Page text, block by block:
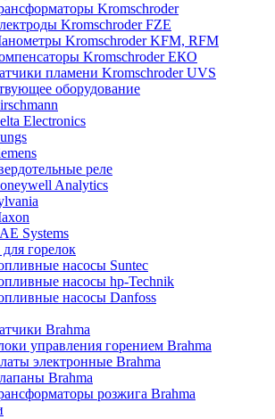
Kromschroder
Kromschroder FZE
Kromschroder KFM, RFM
Kromschroder ЕКО
пламени Kromschroder UVS
оборудование
Electronics
реле
Analytics
Systems
горелок
насосы Suntec
насосы hp-Technik
насосы Danfoss
Brahma
управления горением Brahma
электронные Brahma
Brahma
розжига Brahma